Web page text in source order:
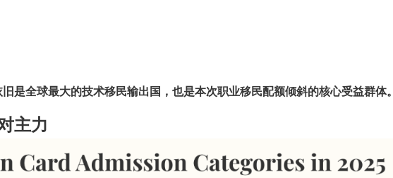
是全球最大的技术移民输出国，也是本次职业移民配额倾斜的核心受益群体。
主力